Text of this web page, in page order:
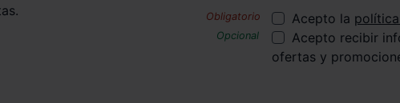
Acepto la
Acepto recibir
ofertas y